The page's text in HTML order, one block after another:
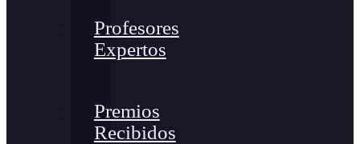
Profesores
Expertos
Premios
Recibidos